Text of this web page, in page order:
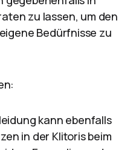
zu lassen, um den
Bedürfnisse zu
kann ebenfalls
in der Klitoris beim